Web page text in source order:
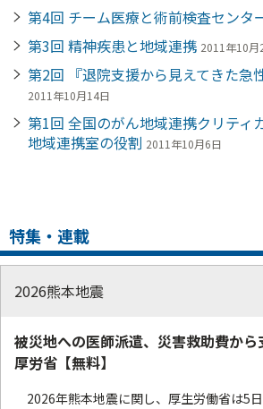
第4回 チーム医療と術前検査センタ
第3回 精神疾患と地域連携 2011年10月
第2回 『退院支援から見えてきた急
2011年10月14日
第1回 全国のがん地域連携クリティ
地域連携室の役割 2011年10月6日
特集・連載
2026熊本地震
被災地への医師派遣、災害救助費
厚労省【無料】
2026年熊本地震に関し、厚生労働省は5